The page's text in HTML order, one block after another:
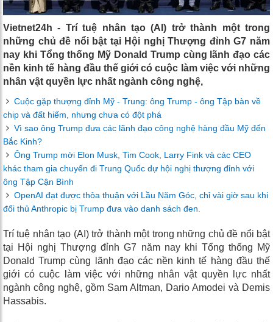
Vietnet24h - Trí tuệ nhân tạo (AI) trở thành một trong
những chủ đề nổi bật tại Hội nghị Thượng đỉnh G7 năm
nay khi Tổng thống Mỹ Donald Trump cùng lãnh đạo các
nền kinh tế hàng đầu thế giới có cuộc làm việc với những
nhân vật quyền lực nhất ngành công nghệ,
Cuộc gặp thượng đỉnh Mỹ - Trung: ông Trump - ông Tập bàn về
chip và đất hiếm, nhưng chưa có đột phá
Vì sao ông Trump đưa các lãnh đạo công nghệ hàng đầu Mỹ đến
Bắc Kinh?
Ông Trump mời Elon Musk, Tim Cook, Larry Fink và các CEO
khác tham gia chuyến đi Trung Quốc dự hội nghị thượng đỉnh với
ông Tập Cận Bình
OpenAI đạt được thỏa thuận với Lầu Năm Góc, chỉ vài giờ sau khi
đối thủ Anthropic bị Trump đưa vào danh sách đen.
Trí tuệ nhân tạo (AI) trở thành một trong những chủ đề nổi bật
tại Hội nghị Thượng đỉnh G7 năm nay khi Tổng thống Mỹ
Donald Trump cùng lãnh đạo các nền kinh tế hàng đầu thế
giới có cuộc làm việc với những nhân vật quyền lực nhất
ngành công nghệ, gồm Sam Altman, Dario Amodei và Demis
Hassabis.